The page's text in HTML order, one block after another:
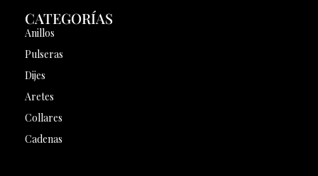
CATEGORÍAS
Anillos
Pulseras
Dijes
Aretes
Collares
Cadenas